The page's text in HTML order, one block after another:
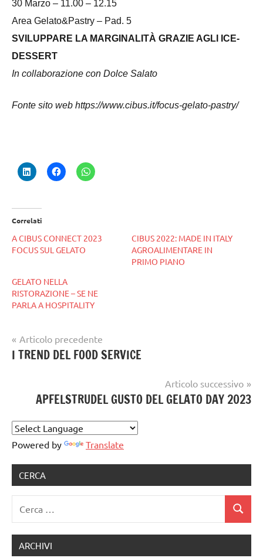
30 Marzo – 11.00 – 12.15
Area Gelato&Pastry – Pad. 5
SVILUPPARE LA MARGINALITÀ GRAZIE AGLI ICE-
DESSERT
In collaborazione con Dolce Salato
Fonte sito web https://www.cibus.it/focus-gelato-pastry/
Correlati
A CIBUS CONNECT 2023
FOCUS SUL GELATO
CIBUS 2022: MADE IN ITALY
AGROALIMENTARE IN
PRIMO PIANO
GELATO NELLA
RISTORAZIONE – SE NE
PARLA A HOSPITALITY
cibus,
gelatiere,
ARTIGIANALE,
gelato
notizie
gelato
Navigazione
articoli
Articolo precedente
I TREND DEL FOOD SERVICE
Articolo successivo
APFELSTRUDEL GUSTO DEL GELATO DAY 2023
Powered by Translate
CERCA
Cerca
ARCHIVI